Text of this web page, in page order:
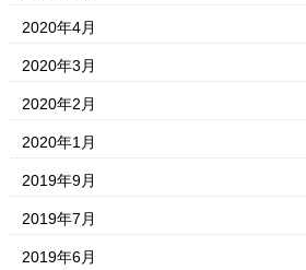
2020年4月
2020年3月
2020年2月
2020年1月
2019年9月
2019年7月
2019年6月